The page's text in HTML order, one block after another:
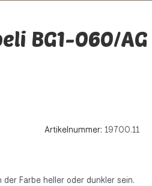
BG1-060/AG
Artikelnummer: 19700.11
Farbe heller oder dunkler sein.